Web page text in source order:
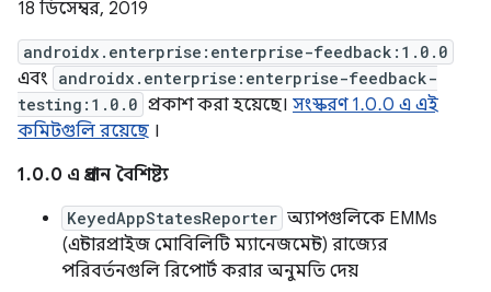
18 ডিসেম্বর, 2019
androidx.enterprise:enterprise-feedback:1.0.0
এবং androidx.enterprise:enterprise-feedback-
testing:1.0.0 প্রকাশ করা হয়েছে। সংস্করণ 1.0.0 এ এই
কমিটগুলি রয়েছে ।
1.0.0 এ প্রধান বৈশিষ্ট্য
KeyedAppStatesReporter অ্যাপগুলিকে EMMs
(এন্টারপ্রাইজ মোবিলিটি ম্যানেজমেন্ট) রাজ্যের
পরিবর্তনগুলি রিপোর্ট করার অনুমতি দেয়